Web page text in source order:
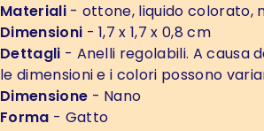
Materiali- ottone, liquido colorato,
Dimensioni - 1,7 x 1,7 x 0,8 cm
Dettagli - Anelli regolabili. A causa
le dimensioni e i colori possono
Dimensione - Nano
Forma - Gatto